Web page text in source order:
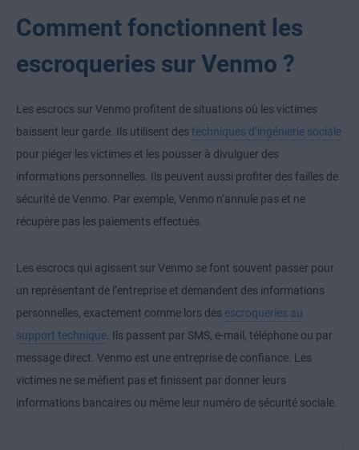
Comment fonctionnent les
escroqueries sur Venmo ?
Les escrocs sur Venmo profitent de situations où les victimes
baissent leur garde. Ils utilisent des techniques d’ingénierie sociale
pour piéger les victimes et les pousser à divulguer des
informations personnelles. Ils peuvent aussi profiter des failles de
sécurité de Venmo. Par exemple, Venmo n’annule pas et ne
récupère pas les paiements effectués.
Les escrocs qui agissent sur Venmo se font souvent passer pour
un représentant de l’entreprise et demandent des informations
personnelles, exactement comme lors des escroqueries au
support technique. Ils passent par SMS, e-mail, téléphone ou par
message direct. Venmo est une entreprise de confiance. Les
victimes ne se méfient pas et finissent par donner leurs
informations bancaires ou même leur numéro de sécurité sociale.